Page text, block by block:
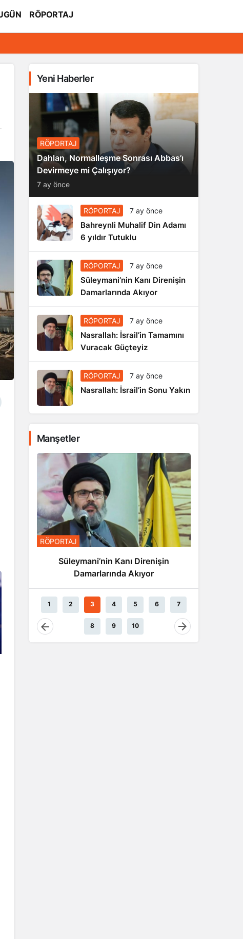
RÖPORTAJ
Yeni Haberler
RÖPORTAJ
Dahlan, Normalleşme Sonrası Abbas’ı
Devirmeye mi Çalışıyor?
7 ay önce
RÖPORTAJ 7 ay önce
Bahreynli Muhalif Din Adamı
6 yıldır Tutuklu
RÖPORTAJ 7 ay önce
Süleymani’nin Kanı Direnişin
Damarlarında Akıyor
RÖPORTAJ 7 ay önce
Nasrallah: İsrail’in Tamamını
Vuracak Güçteyiz
RÖPORTAJ 7 ay önce
Nasrallah: İsrail’in Sonu Yakın
Manşetler
RÖPORTAJ
Süleymani’nin Kanı Direnişin
Damarlarında Akıyor
1 2 3 4 5 6 7
8 9 10